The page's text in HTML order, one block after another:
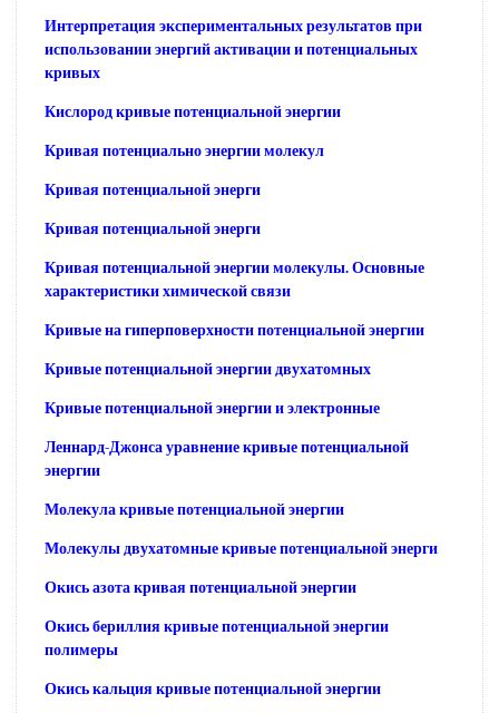
Интерпретация экспериментальных результатов при
использовании энергий активации и потенциальных
кривых
Кислород кривые потенциальной энергии
Кривая потенциально энергии молекул
Кривая потенциальной энерги
Кривая потенциальной энерги
Кривая потенциальной энергии молекулы. Основные
характеристики химической связи
Кривые на гиперповерхности потенциальной энергии
Кривые потенциальной энергии двухатомных
Кривые потенциальной энергии и электронные
Леннард-Джонса уравнение кривые потенциальной
энергии
Молекула кривые потенциальной энергии
Молекулы двухатомные кривые потенциальной энерги
Окись азота кривая потенциальной энергии
Окись бериллия кривые потенциальной энергии
полимеры
Окись кальция кривые потенциальной энергии